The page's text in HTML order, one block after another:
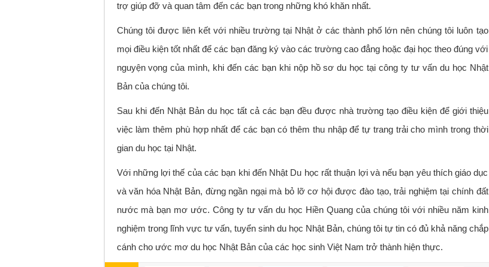
trợ giúp đỡ và quan tâm đến các bạn trong những khó khăn nhất.
Chúng tôi được liên kết với nhiều trường tại Nhật ở các thành phố lớn nên chúng tôi luôn tạo
mọi điều kiện tốt nhất để các bạn đăng ký vào các trường cao đẳng hoặc đại học theo đúng với
nguyện vọng của mình, khi đến các bạn khi nộp hồ sơ du học tại công ty tư vấn du học Nhật
Bản của chúng tôi.
Sau khi đến Nhật Bản du học tất cả các bạn đều được nhà trường tạo điều kiện để giới thiệu
việc làm thêm phù hợp nhất để các bạn có thêm thu nhập để tự trang trải cho mình trong thời
gian du học tại Nhật.
Với những lợi thế của các bạn khi đến Nhật Du học rất thuận lợi và nếu bạn yêu thích giáo dục
và văn hóa Nhật Bản, đừng ngần ngại mà bỏ lỡ cơ hội được đào tạo, trải nghiệm tại chính đất
nước mà bạn mơ ước. Công ty tư vấn du học Hiền Quang của chúng tôi với nhiều năm kinh
nghiệm trong lĩnh vực tư vấn, tuyển sinh du học Nhật Bản, chúng tôi tự tin có đủ khả năng chắp
cánh cho ước mơ du học Nhật Bản của các học sinh Việt Nam trở thành hiện thực.